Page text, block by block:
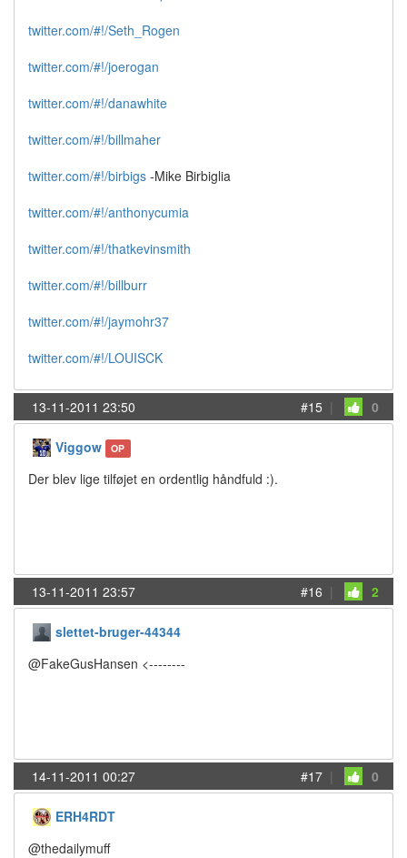
twitter.com/#!/Seth_Rogen
twitter.com/#!/joerogan
twitter.com/#!/danawhite
twitter.com/#!/billmaher
twitter.com/#!/birbigs -Mike Birbiglia
twitter.com/#!/anthonycumia
twitter.com/#!/thatkevinsmith
twitter.com/#!/billburr
twitter.com/#!/jaymohr37
twitter.com/#!/LOUISCK
13-11-2011 23:50 #15 | 0
Viggow OP
Der blev lige tilføjet en ordentlig håndfuld :).
13-11-2011 23:57 #16 | 2
slettet-bruger-44344
@FakeGusHansen <--------
14-11-2011 00:27 #17 | 0
ERH4RDT
@thedailymuff